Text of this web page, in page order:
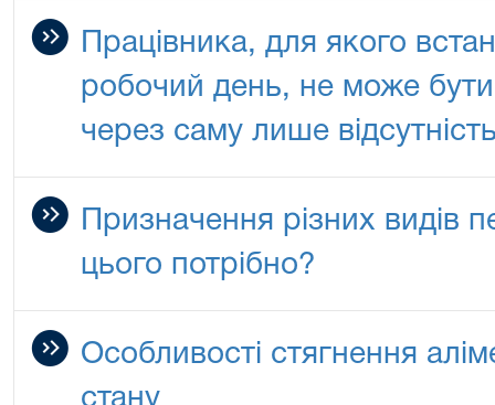
Працівника, для якого
робочий день, не може бути
через саму лише
Призначення різних видів
цього потрібно?
Особливості стягнення